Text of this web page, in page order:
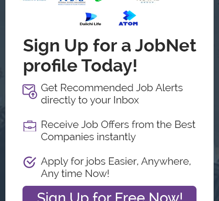
Continue with Google
အကောင့်မရှိသေးဘူးလား?မှတ်ပုံတင်မယ်